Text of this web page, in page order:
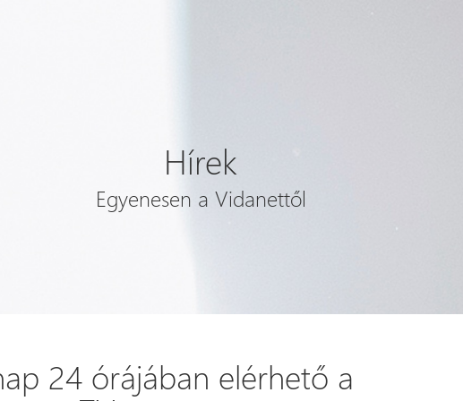
Hírek
Egyenesen a Vidanettől
24 órájában elérhető a